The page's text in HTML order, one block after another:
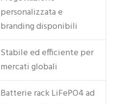
personalizzata e
branding disponibili
Stabile ed efficiente per
mercati globali
Batterie rack LiFePO4 ad